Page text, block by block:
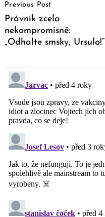
Navigation
Previous Post
Právník zcela
nekompromisně:
„Odhalte smsky, Ursulo!“